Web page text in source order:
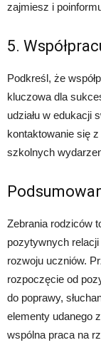
zajmiesz i
5.
Podkreśl, że
kluczowa dla
udziału w edukacji
kontaktowanie się
szkolnych
Zebrania rodziców
pozytywnych
rozwoju uczniów.
rozpoczęcie od
do poprawy,
elementy udanego
wspólna praca na